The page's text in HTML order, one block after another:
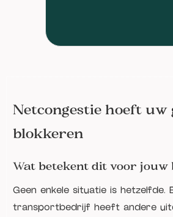
Netcongestie hoeft uw
blokkeren
Wat betekent dit voor jouw
Geen enkele situatie is hetzelfde.
transportbedrijf heeft andere